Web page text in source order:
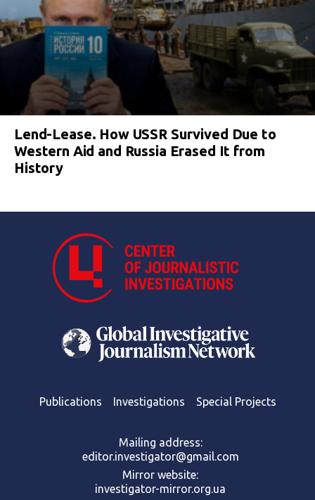
Lend-Lease. How USSR Survived Due to
Western Aid and Russia Erased It from
History
Publications Investigations Special Projects
Mailing address:
editor.investigator@gmail.com
Mirror website:
investigator-mirror.org.ua